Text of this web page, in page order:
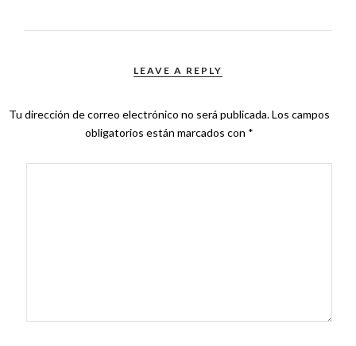
LEAVE A REPLY
Tu dirección de correo electrónico no será publicada.Los campos
obligatorios están marcados con *